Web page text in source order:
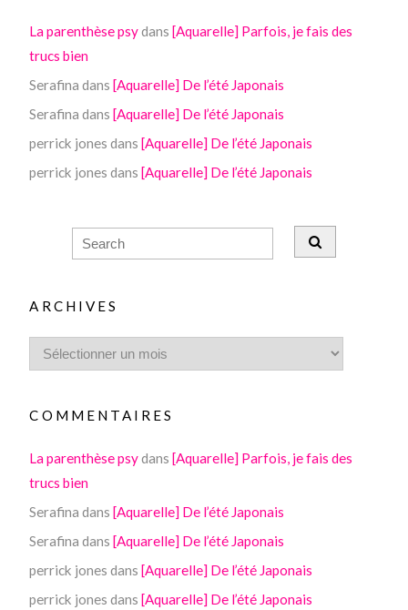
La parenthèse psydans[Aquarelle] Parfois, je fais des
trucs bien
Serafina dans[Aquarelle] De l’été Japonais
Serafina dans[Aquarelle] De l’été Japonais
perrick jones dans[Aquarelle] De l’été Japonais
perrick jones dans[Aquarelle] De l’été Japonais
ARCHIVES
COMMENTAIRES
La parenthèse psydans[Aquarelle] Parfois, je fais des
trucs bien
Serafina dans[Aquarelle] De l’été Japonais
Serafina dans[Aquarelle] De l’été Japonais
perrick jones dans[Aquarelle] De l’été Japonais
perrick jones dans[Aquarelle] De l’été Japonais